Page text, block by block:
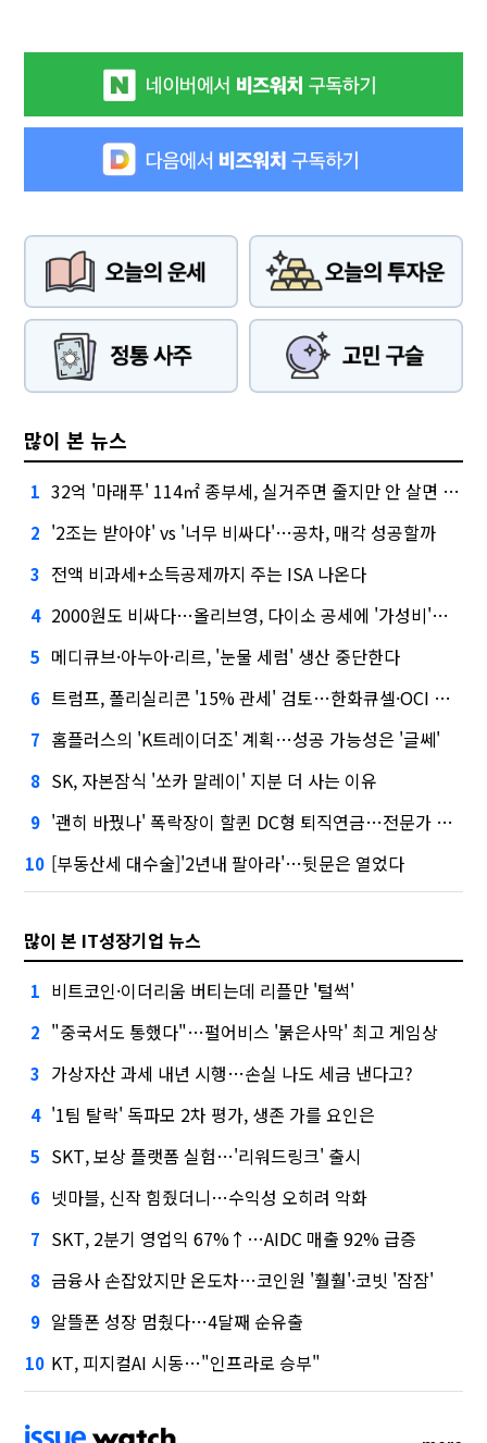
많이 본 뉴스
1 32억 '마래푸' 114㎡ 종부세, 실거주면 줄지만 안 살면 2.5배
2 '2조는 받아야' vs '너무 비싸다'…공차, 매각 성공할까
3 전액 비과세+소득공제까지 주는 ISA 나온다
4 2000원도 비싸다…올리브영, 다이소 공세에 '가성비'로 맞불
5 메디큐브·아누아·리르, '눈물 세럼' 생산 중단한다
6 트럼프, 폴리실리콘 '15% 관세' 검토…한화큐셀·OCI 영향은?
7 홈플러스의 'K트레이더조' 계획…성공 가능성은 '글쎄'
8 SK, 자본잠식 '쏘카 말레이' 지분 더 사는 이유
9 '괜히 바꿨나' 폭락장이 할퀸 DC형 퇴직연금…전문가 조언은
10 [부동산세 대수술]'2년내 팔아라'…뒷문은 열었다
많이 본 IT성장기업 뉴스
1 비트코인·이더리움 버티는데 리플만 '털썩'
2 "중국서도 통했다"…펄어비스 '붉은사막' 최고 게임상
3 가상자산 과세 내년 시행…손실 나도 세금 낸다고?
4 '1팀 탈락' 독파모 2차 평가, 생존 가를 요인은
5 SKT, 보상 플랫폼 실험…'리워드링크' 출시
6 넷마블, 신작 힘줬더니…수익성 오히려 악화
7 SKT, 2분기 영업익 67%↑…AIDC 매출 92% 급증
8 금융사 손잡았지만 온도차…코인원 '훨훨'·코빗 '잠잠'
9 알뜰폰 성장 멈췄다…4달째 순유출
10 KT, 피지컬AI 시동…"인프라로 승부"